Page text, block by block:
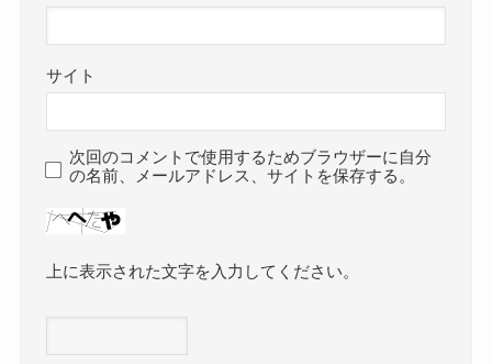
サイト
次回のコメントで使用するためブラウザーに自分
の名前、メールアドレス、サイトを保存する。
上に表示された文字を入力してください。